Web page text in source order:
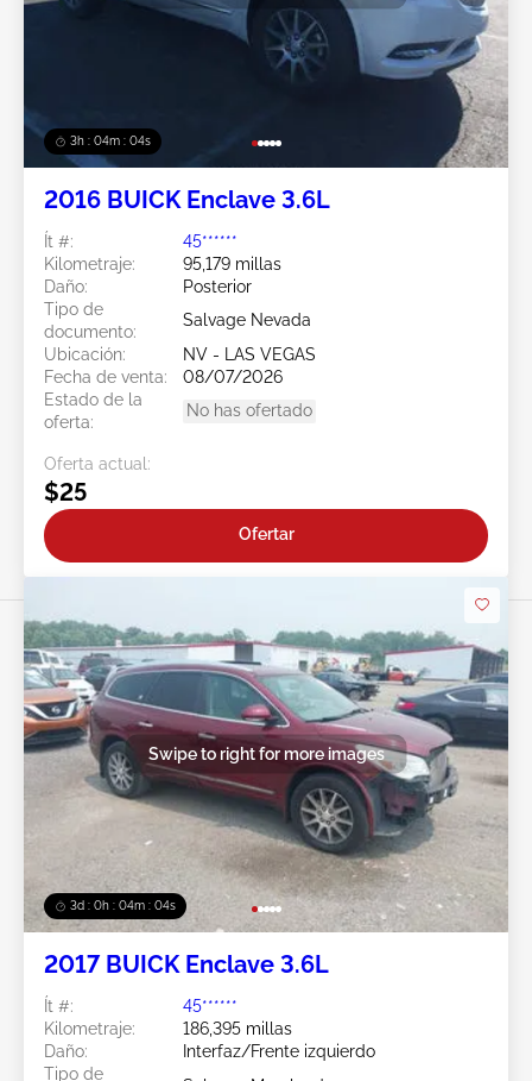
3h : 04m : 02s
2016 BUICK Enclave 3.6L
Ít #:
45******
Kilometraje:
95,179 millas
Daño:
Posterior
Tipo de
documento:
Salvage Nevada
Ubicación:
NV - LAS VEGAS
Fecha de venta:
08/07/2026
Estado de la
oferta:
No has ofertado
Oferta actual:
$25
Ofertar
3d : 0h : 04m : 02s
Swipe to right for more images
2017 BUICK Enclave 3.6L
Ít #:
45******
Kilometraje:
186,395 millas
Daño:
Interfaz/Frente izquierdo
Tipo de